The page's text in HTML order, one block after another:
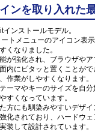
ンを取り入れた
ンストールモデル。
トメニューのアイコン表
くなりました。
が強化され、ブラウザや
内にピタッと置くことが
作業がしやすくなります。
ーマやキーのサイズを自
すくなっています。
方にも馴染みやすいデザイ
化されており、ハードウ
装して設計されています。